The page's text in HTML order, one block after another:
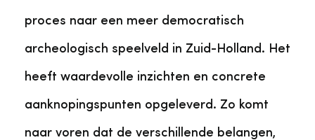
proces naar een meer democratisch
archeologisch speelveld in Zuid-Holland. Het
heeft waardevolle inzichten en concrete
aanknopingspunten opgeleverd. Zo komt
naar voren dat de verschillende belangen,